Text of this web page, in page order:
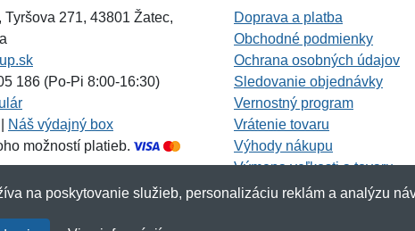
Tyršova 271, 43801 Žatec,
186 (Po-Pi 8:00-16:30)
Náš výdajný box
možností platieb.
Doprava a platba
Obchodné podmienky
Ochrana osobných údajov
Sledovanie objednávky
Vernostný program
Vrátenie tovaru
Výhody nákupu
Výmena veľkosti a tovaru
Viac informácií...
na poskytovanie služieb, personalizáciu reklám a analýzu